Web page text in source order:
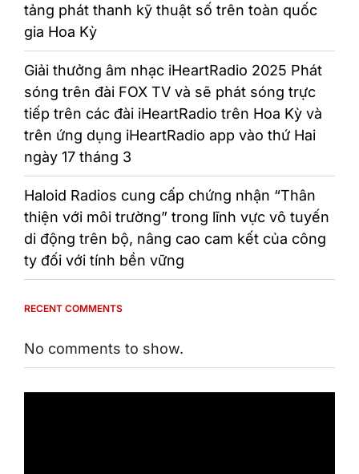
tảng phát thanh kỹ thuật số trên toàn quốc
gia Hoa Kỳ
Giải thưởng âm nhạc iHeartRadio 2025 Phát
sóng trên đài FOX TV và sẽ phát sóng trực
tiếp trên các đài iHeartRadio trên Hoa Kỳ và
trên ứng dụng iHeartRadio app vào thứ Hai
ngày 17 tháng 3
Haloid Radios cung cấp chứng nhận “Thân
thiện với môi trường” trong lĩnh vực vô tuyến
di động trên bộ, nâng cao cam kết của công
ty đối với tính bền vững
RECENT COMMENTS
No comments to show.